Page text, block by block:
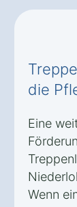
die
Eine
Wenn